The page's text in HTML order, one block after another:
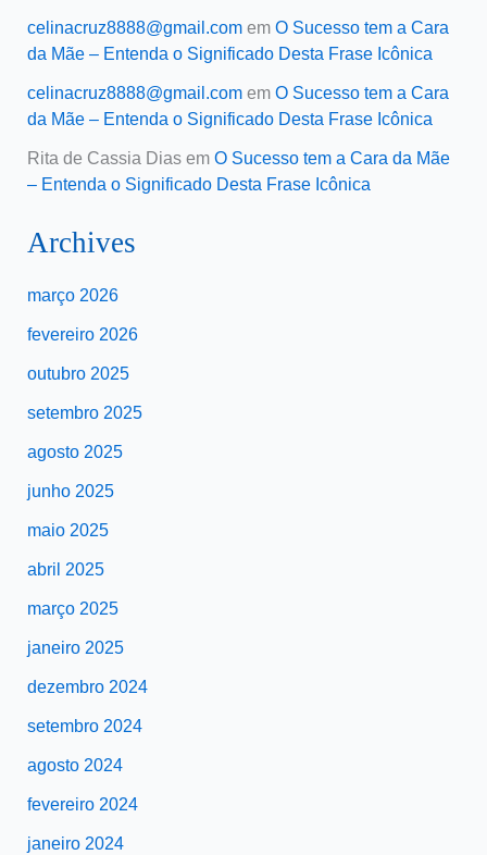
celinacruz8888@gmail.comem O Sucesso tem a Cara
da Mãe – Entenda o Significado Desta Frase Icônica
celinacruz8888@gmail.comem O Sucesso tem a Cara
da Mãe – Entenda o Significado Desta Frase Icônica
Rita de Cassia Diasem O Sucesso tem a Cara da Mãe
– Entenda o Significado Desta Frase Icônica
Archives
março 2026
fevereiro 2026
outubro 2025
setembro 2025
agosto 2025
junho 2025
maio 2025
abril 2025
março 2025
janeiro 2025
dezembro 2024
setembro 2024
agosto 2024
fevereiro 2024
janeiro 2024